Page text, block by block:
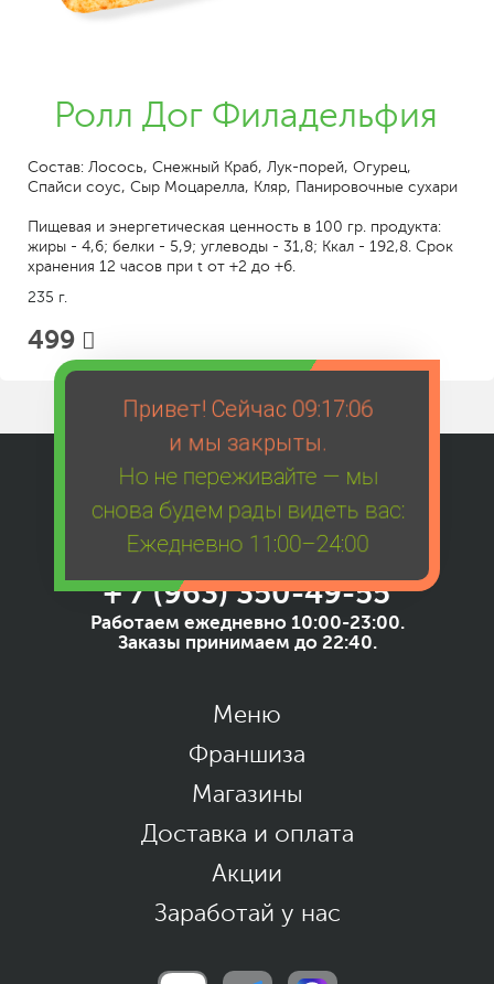
Привет! Сейчас 09:17:06
и мы закрыты.
Но не переживайте — мы
снова будем рады видеть вас:
Ежедневно 11:00–24:00
Ролл Дог Филадельфия
Состав: Лосось, Снежный Краб, Лук-порей, Огурец,
Спайси соус, Сыр Моцарелла, Кляр, Панировочные сухари
Пищевая и энергетическая ценность в 100 гр. продукта:
жиры - 4,6; белки - 5,9; углеводы - 31,8; Ккал - 192,8. Срок
хранения 12 часов при t от +2 до +6.
235 г.
499
+ 7 (963) 350-49-55
Работаем ежедневно 10:00-23:00.
Заказы принимаем до 22:40.
Меню
Франшиза
Магазины
Доставка и оплата
Акции
Заработай у нас